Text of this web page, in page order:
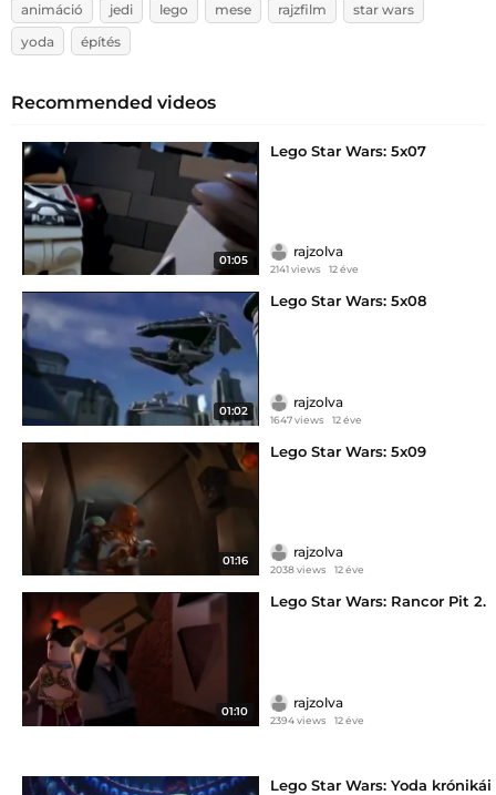
animáció
jedi lego mese rajzfilm
star wars
yoda
építés
Recommended videos
01:05
Lego Star Wars: 5x07
rajzolva
2141 views 12 éve
01:02
Lego Star Wars: 5x08
rajzolva
1647 views 12 éve
01:16
Lego Star Wars: 5x09
rajzolva
2038 views 12 éve
01:10
Lego Star Wars: Rancor Pit 2.
rajzolva
2394 views 12 éve
Lego Star Wars: Yoda krónikái